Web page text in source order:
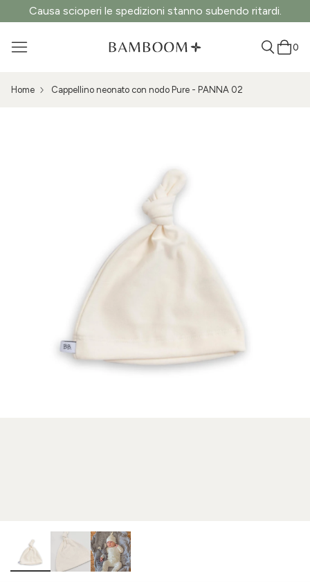
Causa scioperi le spedizioni stanno subendo ritardi.
0
Home Cappellino neonato con nodo Pure - PANNA 02